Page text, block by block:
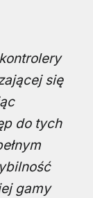
się
do tych
gamy